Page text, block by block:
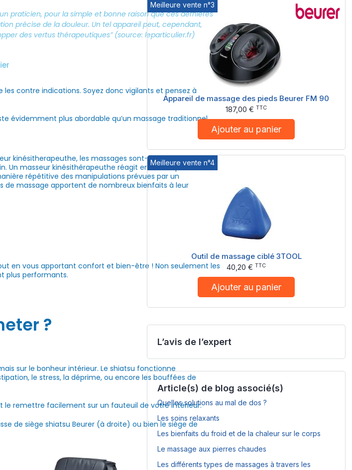
praticien, pour la simple et bonne raison que ces dernières
précise de la douleur. Un tel appareil peut, cependant, offrir
des vertus thérapeutiques” (source: leparticulier.fr)
contre indications. Soyez donc vigilants et pensez à
évidemment plus abordable qu’un massage traditionnel.
kinésitherapeuthe, les massages sont-ils pour autant
Un masseur kinésithérapeuthe réagit en conséquence du
répétitive des manipulations prévues par un
de massage apportent de nombreux bienfaits à leur
en vous apportant confort et bien-être ! Non seulement les
plus performants.
?
sur le bonheur intérieur. Le shiatsu fonctionne
le stress, la déprime, ou encore les bouffées de
le remettre facilement sur un fauteuil de votre intérieur.
de siège shiatsu Beurer (à droite) ou bien le siège de
Meilleure vente n°3
Appareil de massage des pieds Beurer FM 90
187,00 € TTC
Ajouter au panier
Meilleure vente n°4
Outil de massage ciblé 3TOOL
40,20 € TTC
Ajouter au panier
L’avis de l’expert
Article(s) de blog associé(s)
Quelles solutions au mal de dos ?
Les soins relaxants
Les bienfaits du froid et de la chaleur sur le corps
Le massage aux pierres chaudes
Les différents types de massages à travers les